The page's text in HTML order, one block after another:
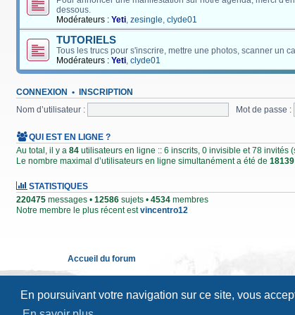
En poursuivant votre navigation sur ce site, vous
dessous.
Modérateurs : Yeti, zesingle, clyde01
TUTORIELS
Tous les trucs pour s'inscrire, mettre une photos, scanner un
Modérateurs : Yeti, clyde01
CONNEXION • INSCRIPTION
Nom d’utilisateur : Mot de passe :
QUI EST EN LIGNE ?
Au total, il y a 84 utilisateurs en ligne :: 6 inscrits, 0 invisible et 78 invités
Le nombre maximal d’utilisateurs en ligne simultanément a été de 18139
STATISTIQUES
220475 messages • 12586 sujets • 4534 membres
Notre membre le plus récent estvincentro12
Accueil du forum